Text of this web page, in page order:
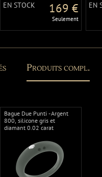
EN STOCK 169 €
Seulement
EN
Produits compl.
Bague Due Punti - Argent
800, silicone gris et
diamant 0.02 carat